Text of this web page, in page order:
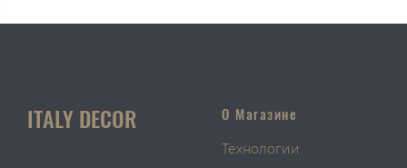
ITALY DECOR О Магазине
Технологии